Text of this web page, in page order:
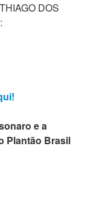
DOS
e a
Plantão Brasil